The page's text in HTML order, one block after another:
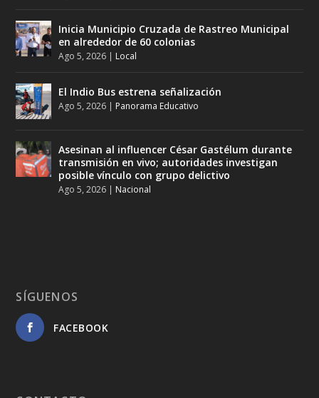
Inicia Municipio Cruzada de Rastreo Municipal
en alrededor de 60 colonias
Ago 5, 2026 | Local
El Indio Bus estrena señalización
Ago 5, 2026 | Panorama Educativo
Asesinan al influencer César Gastélum durante
transmisión en vivo; autoridades investigan
posible vínculo con grupo delictivo
Ago 5, 2026 | Nacional
SÍGUENOS
FACEBOOK